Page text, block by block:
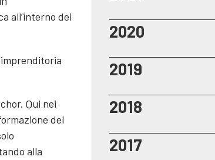
all’interno dei
Qui nei
del
alla
2020
2019
2018
2017